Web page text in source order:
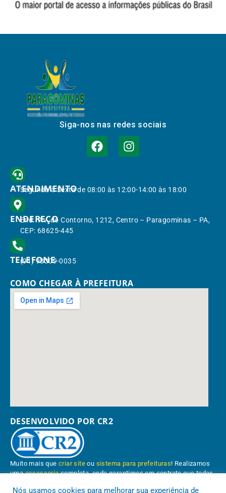
Siga-nos nas redes sociais
ATENDIMENTO
Segunda à Sexta de 08:00 às 12:00-14:00 às 18:00
ENDEREÇO
End.: Av. do Contorno, 1212, Centro – Paragominas – PA,
CEP: 68625-445
TELEFONE
(91) 98309-0035
COMO CHEGAR À PREFEITURA
DESENVOLVIDO POR CR2
Muito mais quecriar site ou sistema para prefeituras! Realizamos
umaassessoriacompleta, onde garantimos em contrato que todas
Nós usamos cookies para melhorar sua experiência de